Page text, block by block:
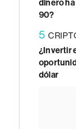
dinero
90?
5
¿Invertir
dólar